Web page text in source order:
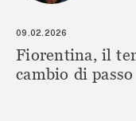
09.02.2026
Fiorentina, il
cambio di passo